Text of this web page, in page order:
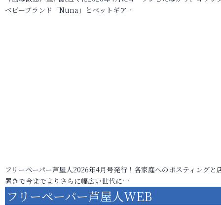
ベビーブランド「Nuna」とペットギア…
フリーペーパー芦屋人2026年4月号発行！各家庭へのポスティングと
置きで今までよりさらに幅広い世代に…
フリーペーパー芦屋人WEB